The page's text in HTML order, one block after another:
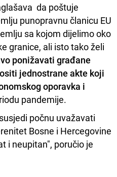
da poštuje
punopravnu članicu EU
sa kojom dijelimo oko
granice, ali isto tako želi
ponižavati građane
jednostrane akte koji
oporavka i
pandemije.
počnu uvažavati
Bosne i Hercegovine
i neupitan", poručio je